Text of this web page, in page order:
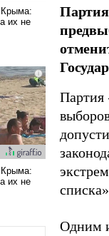
Партия
Одним